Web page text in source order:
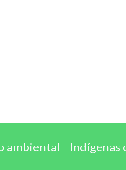
ambiental
Indígenas